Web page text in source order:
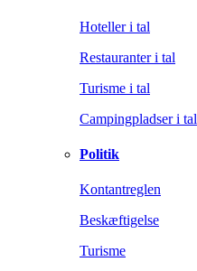
Hoteller i tal
Restauranter i tal
Turisme i tal
Campingpladser i tal
Politik
Kontantreglen
Beskæftigelse
Turisme